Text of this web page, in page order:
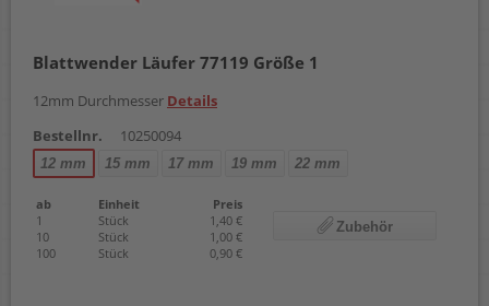
Blattwender Läufer 77119 Größe 1
12mm Durchmesser Details
Bestellnr.
10250094
12 mm 15 mm 17 mm 19 mm 22 mm
ab Einheit
Preis
1
Stück
1,40 €
10
Stück
1,00 €
100
Stück 0,90 €
Zubehör